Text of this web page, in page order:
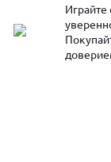
Играйте